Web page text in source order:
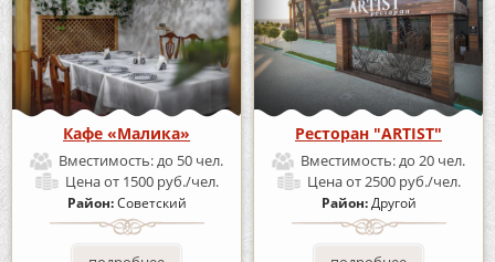
Кафе «Малика»
Вместимость:до 50 чел.
Ценаот 1500 руб./чел.
Район:Советский
Ресторан "ARTIST"
Вместимость:до 20 чел.
Ценаот 2500 руб./чел.
Район:Другой